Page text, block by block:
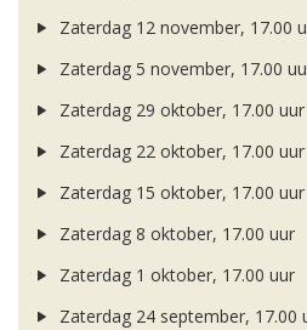
Zaterdag 12 november, 17.00
Zaterdag 5 november, 17.00
Zaterdag 29 oktober, 17.00 uur
Zaterdag 22 oktober, 17.00 uur
Zaterdag 15 oktober, 17.00 uur
Zaterdag 8 oktober, 17.00 uur
Zaterdag 1 oktober, 17.00 uur
Zaterdag 24 september, 17.00